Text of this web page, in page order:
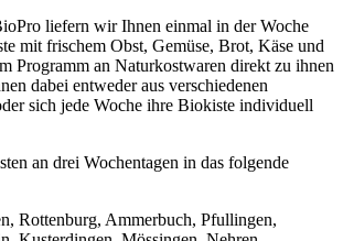
liefern wir Ihnen einmal in der Woche
mit frischem Obst, Gemüse, Brot, Käse und
Programm an Naturkostwaren direkt zu ihnen
dabei entweder aus verschiedenen
sich jede Woche ihre Biokiste individuell
an drei Wochentagen in das folgende
Rottenburg, Ammerbuch, Pfullingen,